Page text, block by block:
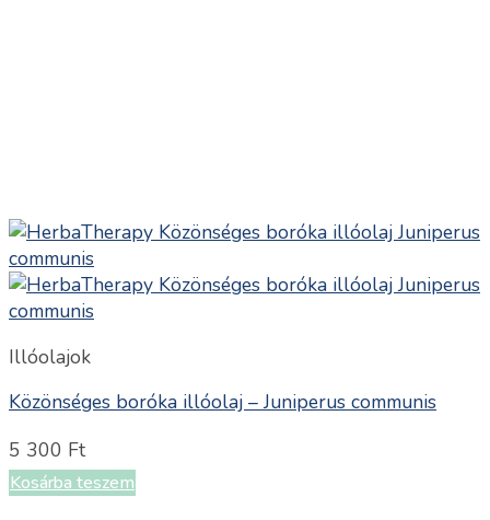
Illóolajok
Közönséges boróka illóolaj – Juniperus communis
5 300 Ft
Kosárba teszem